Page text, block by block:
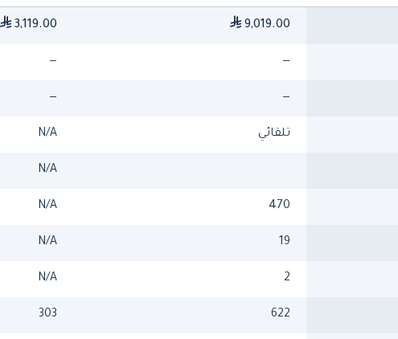
9,019.00
3,119.00
—
—
—
—
تلقائي N/A
N/A
470
N/A
19
N/A
2
N/A
622
303